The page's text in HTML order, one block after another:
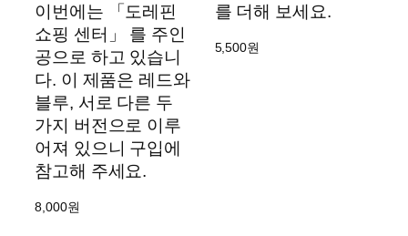
이번에는 「도레핀
쇼핑 센터」 를 주인
공으로 하고 있습니
다. 이 제품은 레드와
블루, 서로 다른 두
가지 버전으로 이루
어져 있으니 구입에
참고해 주세요.
8,000원
를 더해 보세요.
5,500원